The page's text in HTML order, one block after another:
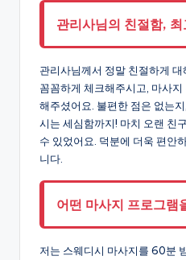
관리사님의 친절함,
관리사님께서 정말 친절하게 대
꼼꼼하게 체크해주시고, 마사
해주셨어요. 불편한 점은 없는
시는 세심함까지! 마치 오랜 친
수 있었어요. 덕분에 더욱 편안
니다.
어떤 마사지 프로그램
저는 스웨디시 마사지를 60분